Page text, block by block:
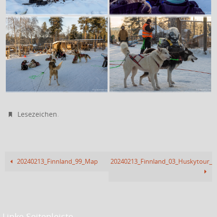
Lesezeichen.
20240213_Finnland_99_Map 20240213_Finnland_03_Huskytour_II